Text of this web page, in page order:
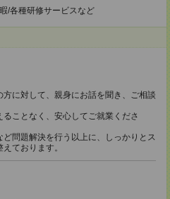
/各種研修サービスなど
に対して、親身にお話を聞き、ご相談
ことなく、安心してご就業くださ
問題解決を行う以上に、しっかりとス
ております。